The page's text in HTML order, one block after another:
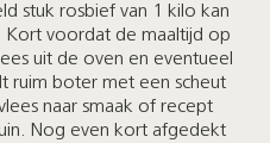
stuk rosbief van 1 kilo kan
voordat de maaltijd op
uit de oven en eventueel
ruim boter met een scheut
naar smaak of recept
Nog even kort afgedekt